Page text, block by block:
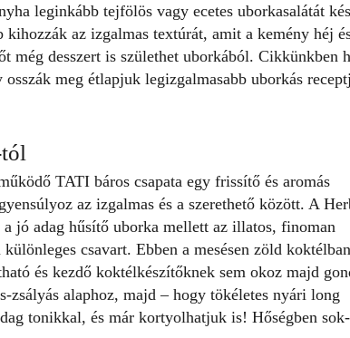
leginkább tejfölös vagy ecetes uborkasalátát
az izgalmas textúrát, amit a kemény héj
még desszert is születhet uborkából. Cikkünkben
meg étlapjuk legizgalmasabb uborkás
TATI báros csapata egy frissítő és aromás
az izgalmas és a szerethető között. A
a jó adag hűsítő uborka mellett az illatos, finoman
csavart. Ebben a mesésen zöld
és kezdő koktélkészítőknek sem okoz majd
zsályás alaphoz, majd – hogy tökéletes nyári long
tonikkal, és már kortyolhatjuk is! Hőségben